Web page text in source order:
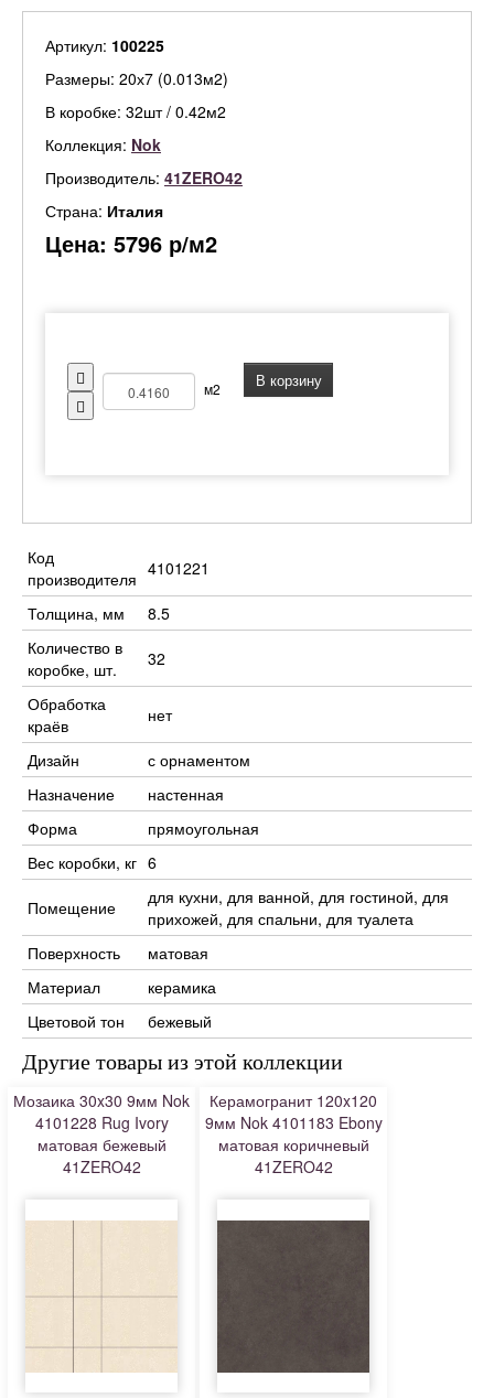
Артикул: 100225
Размеры: 20х7 (0.013м2)
В коробке: 32шт / 0.42м2
Коллекция: Nok
Производитель: 41ZERO42
Страна: Италия
Цена: 5796 р/м2
м2 В корзину
Код
производителя 4101221
Толщина, мм
8.5
Количество в
коробке, шт.
32
Обработка
краёв
нет
Дизайн
с орнаментом
Назначение
настенная
Форма
прямоугольная
Вес коробки, кг 6
Помещение
для кухни, для ванной, для гостиной, для
прихожей, для спальни, для туалета
Поверхность
матовая
Материал
керамика
Цветовой тон
бежевый
Другие товары из этой коллекции
Мозаика 30x30 9мм Nok
4101228 Rug Ivory
матовая бежевый
41ZERO42
Керамогранит 120x120
9мм Nok 4101183 Ebony
матовая коричневый
41ZERO42